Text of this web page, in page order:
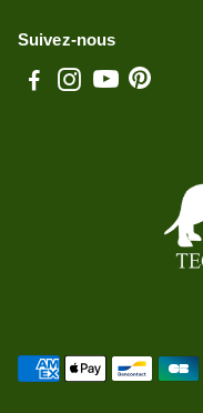
Suivez-nous